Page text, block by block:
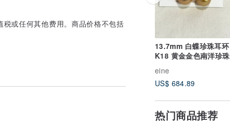
13.7mm 白蝶珍珠耳环
K18 黄金金色南洋珍珠
eine
US$ 684.89
热门商品推荐
或任何其他费用。商品价格不包括